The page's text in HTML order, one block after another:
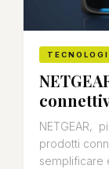
NETGEAR,
prodotti
semplificare